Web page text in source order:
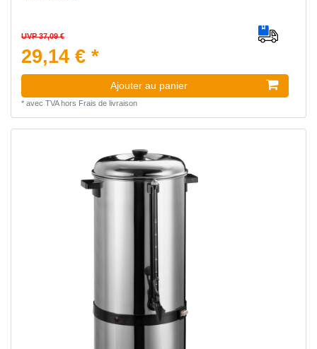
UVP 37,09 €
29,14 € *
Ajouter au panier
* avec TVAhors Frais de livraison